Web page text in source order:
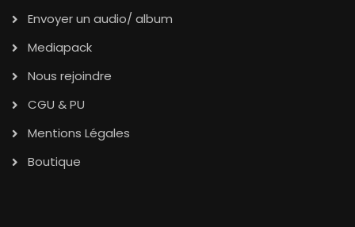
Envoyer un audio/ album
Mediapack
Nous rejoindre
CGU & PU
Mentions Légales
Boutique